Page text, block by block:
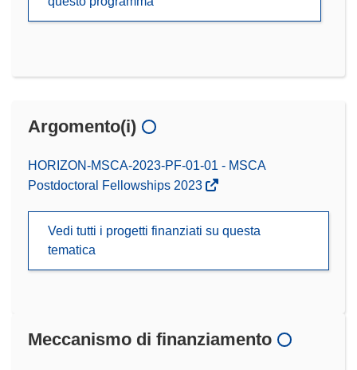
Argomento(i)
HORIZON-MSCA-2023-PF-01-01 - MSCA
Postdoctoral Fellowships 2023
Vedi tutti i progetti finanziati su questa
tematica
Meccanismo di finanziamento